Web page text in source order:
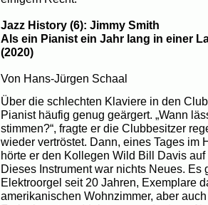
Jazz History (6): Jimmy Smith
Als ein Pianist ein Jahr lang in einer
(2020)
Von Hans-Jürgen Schaal
Über die schlechten Klaviere in den
Pianist häufig genug geärgert. „Wann
stimmen?“, fragte er die Clubbesitzer
wieder vertröstet. Dann, eines Tages im
hörte er den Kollegen Wild Bill Davis
Dieses Instrument war nichts Neues. Es
Elektroorgel seit 20 Jahren, Exemplare
amerikanischen Wohnzimmer, aber